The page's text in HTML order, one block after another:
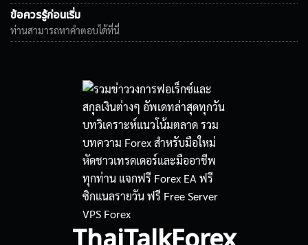
ข้อควรรู้ก่อนเริ่ม
ท่านสามารถหาคำตอบได้ที่นี่